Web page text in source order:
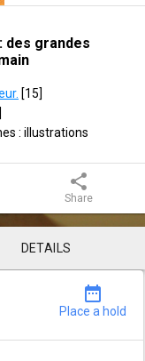
des grandes
[15]
: illustrations
share
Share
DETAILS
date_range
Place a hold